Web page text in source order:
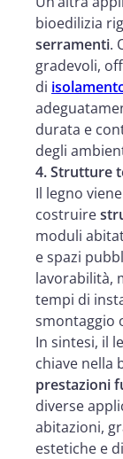
bioedilizia
serramenti.
gradevoli,
di
durata e
degli
4. Strutture
Il legno
costruire
moduli
e spazi
lavorabilità,
tempi di
smontaggio
In sintesi, il
chiave nella
prestazioni
diverse
abitazioni,
estetiche e